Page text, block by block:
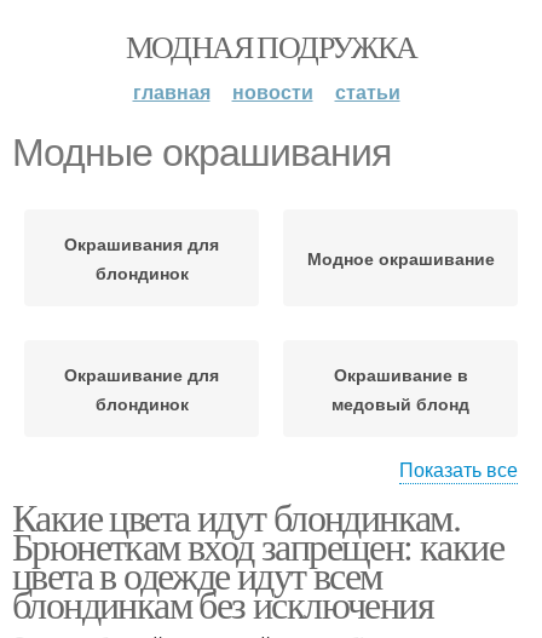
МОДНАЯ ПОДРУЖКА
главная новости статьи
Модные окрашивания
Окрашивания для
блондинок
Модное окрашивание
Окрашивание для
блондинок
Окрашивание в
медовый блонд
Окрашивание в медово-
коричневый блонд
розовый блонд
Показать все
Какие цвета идут блондинкам.
Брюнеткам вход запрещен: какие
цвета в одежде идут всем
блондинкам без исключения